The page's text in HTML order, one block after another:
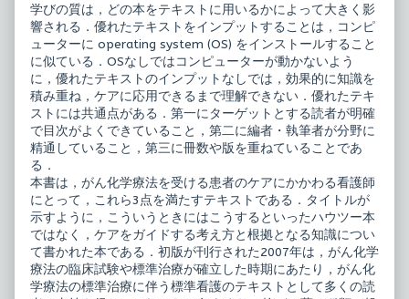
ィ
ス
ク
シ
ョ
ン
が
ん
化
療
法
ケ
ア
ガ
イ
ド
第
3
ベ
ス
ト・
ラ
ク
テ
ィ
ス
コ
レ
ョ
ン
が
ん
化
学
療
法
学びの質は，どの本をテキストに用いるかによって大きく影
響される．優れたテキストをインプットすることは，コンピ
ューターに operating system (OS) をインストールすること
に似ている．OSなしではコンピューターが動かないよう
に，優れたテキストのインプットなしでは，効果的に知識を
積み重ね，ケアに応用できるまで理解できない．優れたテキ
ストには共通点がある．第一にターゲットとする読者が明確
で目次がよくできていること，第二に編者・執筆者が分野に
精通していること，第三に冊数や版を重ねていることであ
る．
本書は，がん化学療法を受ける患者のケアにかかわる看護師
にとって，これら3点を満たすテキストである．タイトルが
示すように，こういうときにはこうするといったハウツー本
ではなく，ケアをガイドする考え方と根拠となる知識につい
て書かれた本である．初版が刊行された2007年は，がん化学
療法の臨床試験や標準治療が確立した時期にあたり，がん化
学療法の標準治療に伴う標準看護のテキストとして多くの読